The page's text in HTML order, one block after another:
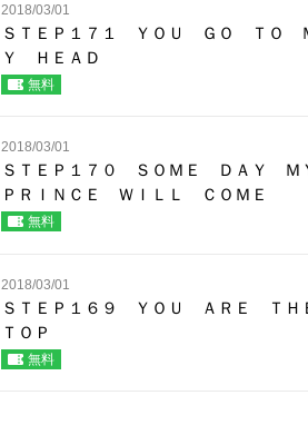
2018/03/01
ＳＴＥＰ１７１ ＹＯＵ ＧＯ ＴＯ
Ｙ ＨＥＡＤ
無料
2018/03/01
ＳＴＥＰ１７０ ＳＯＭＥ ＤＡＹ
ＰＲＩＮＣＥ ＷＩＬＬ ＣＯＭＥ
無料
2018/03/01
ＳＴＥＰ１６９ ＹＯＵ ＡＲＥ Ｔ
ＴＯＰ
無料